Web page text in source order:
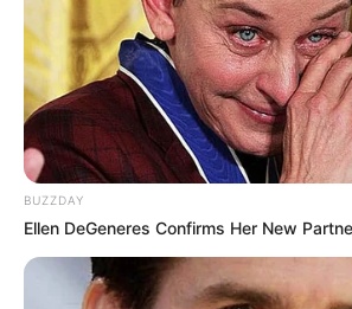
BUZZDAY
Ellen DeGeneres Confirms Her New